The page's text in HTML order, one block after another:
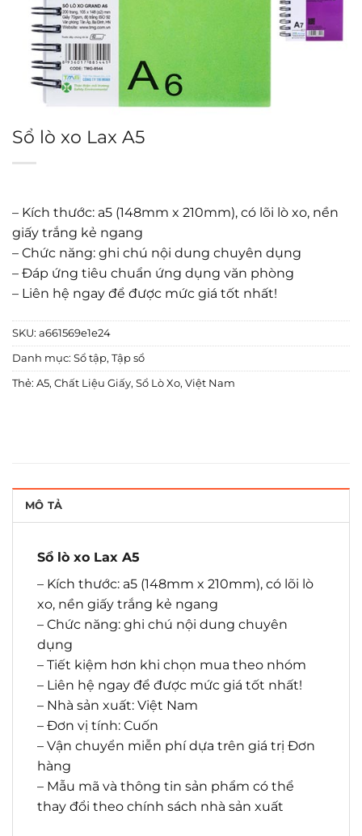
Sổ lò xo Lax A5
– Kích thước: a5 (148mm x 210mm), có lõi lò xo, nền
giấy trắng kẻ ngang
– Chức năng: ghi chú nội dung chuyên dụng
– Đáp ứng tiêu chuẩn ứng dụng văn phòng
– Liên hệ ngay để được mức giá tốt nhất!
SKU: a661569e1e24
Danh mục: Sổ tập, Tập sổ
Thẻ: A5, Chất Liệu Giấy, Sổ Lò Xo, Việt Nam
MÔ TẢ
Sổ lò xo Lax A5
– Kích thước: a5 (148mm x 210mm), có lõi lò
xo, nền giấy trắng kẻ ngang
– Chức năng: ghi chú nội dung chuyên
dụng
– Tiết kiệm hơn khi chọn mua theo nhóm
– Liên hệ ngay để được mức giá tốt nhất!
– Nhà sản xuất: Việt Nam
– Đơn vị tính: Cuốn
– Vận chuyển miễn phí dựa trên giá trị Đơn
hàng
– Mẫu mã và thông tin sản phẩm có thể
thay đổi theo chính sách nhà sản xuất